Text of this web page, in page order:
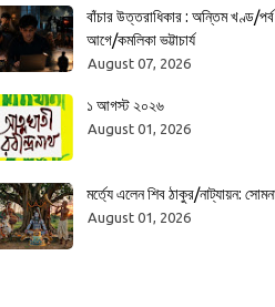
বাঁচার উত্তরাধিকার : অন্তিম খণ্ড/
আগে/কমলিকা ভট্টাচার্য
August 07, 2026
১ আগস্ট ২০২৬
August 01, 2026
মর্ত্যে এলেন শিব ঠাকুর/নাট্যায়ন:
August 01, 2026